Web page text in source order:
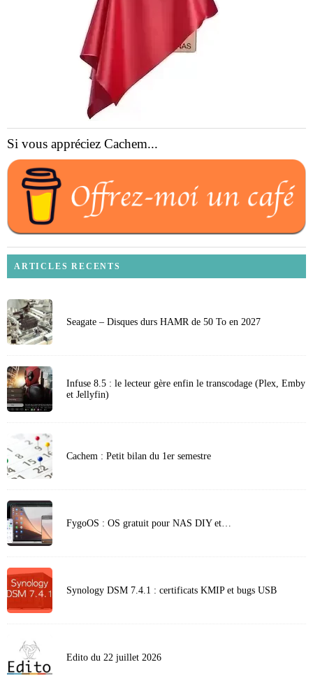
Si vous appréciez Cachem...
ARTICLES RECENTS
Seagate – Disques durs HAMR de 50 To en 2027
Infuse 8.5 : le lecteur gère enfin le transcodage (Plex, Emby
et Jellyfin)
Cachem : Petit bilan du 1er semestre
FygoOS : OS gratuit pour NAS DIY et…
Synology DSM 7.4.1 : certificats KMIP et bugs USB
Edito du 22 juillet 2026